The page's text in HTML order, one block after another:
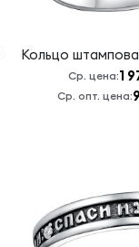
Кольцо
Ср. цена:1
Ср. опт. цена: